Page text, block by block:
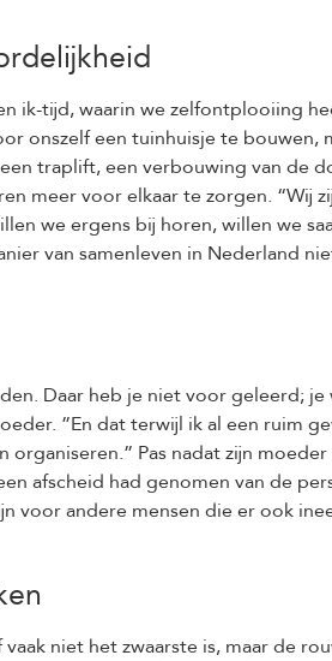
ik-tijd, waarin we zelfontplooiing
onszelf een tuinhuisje te
traplift, een verbouwing van de
meer voor elkaar te zorgen. “Wij
we ergens bij horen, willen we
van samenleven in Nederland
Daar heb je niet voor geleerd;
”En dat terwijl ik al een ruim
organiseren.” Pas nadat zijn
afscheid had genomen van de
voor andere mensen die er ook
niet het zwaarste is, maar de